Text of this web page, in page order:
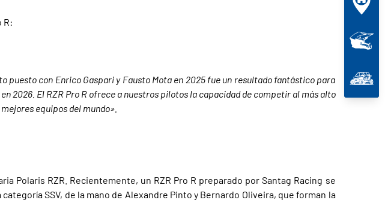
R:
puesto con Enrico Gaspari y Fausto Mota en 2025 fue un resultado fantástico para
2026. El RZR Pro R ofrece a nuestros pilotos la capacidad de competir al más alto
equipos del mundo».
Polaris RZR. Recientemente, un RZR Pro R preparado por Santag Racing se
SSV, de la mano de Alexandre Pinto y Bernardo Oliveira, que forman la